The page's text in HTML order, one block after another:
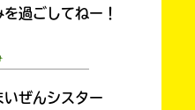
過ごしてねー！
ぜんシスター